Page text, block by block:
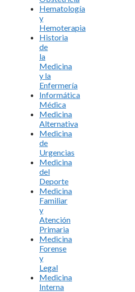
Hematología
y
Hemoterapia
Historia
de
la
Medicina
y la
Enfermería
Informática
Médica
Medicina
Alternativa
Medicina
de
Urgencias
Medicina
del
Deporte
Medicina
Familiar
y
Atención
Primaria
Medicina
Forense
y
Legal
Medicina
Interna